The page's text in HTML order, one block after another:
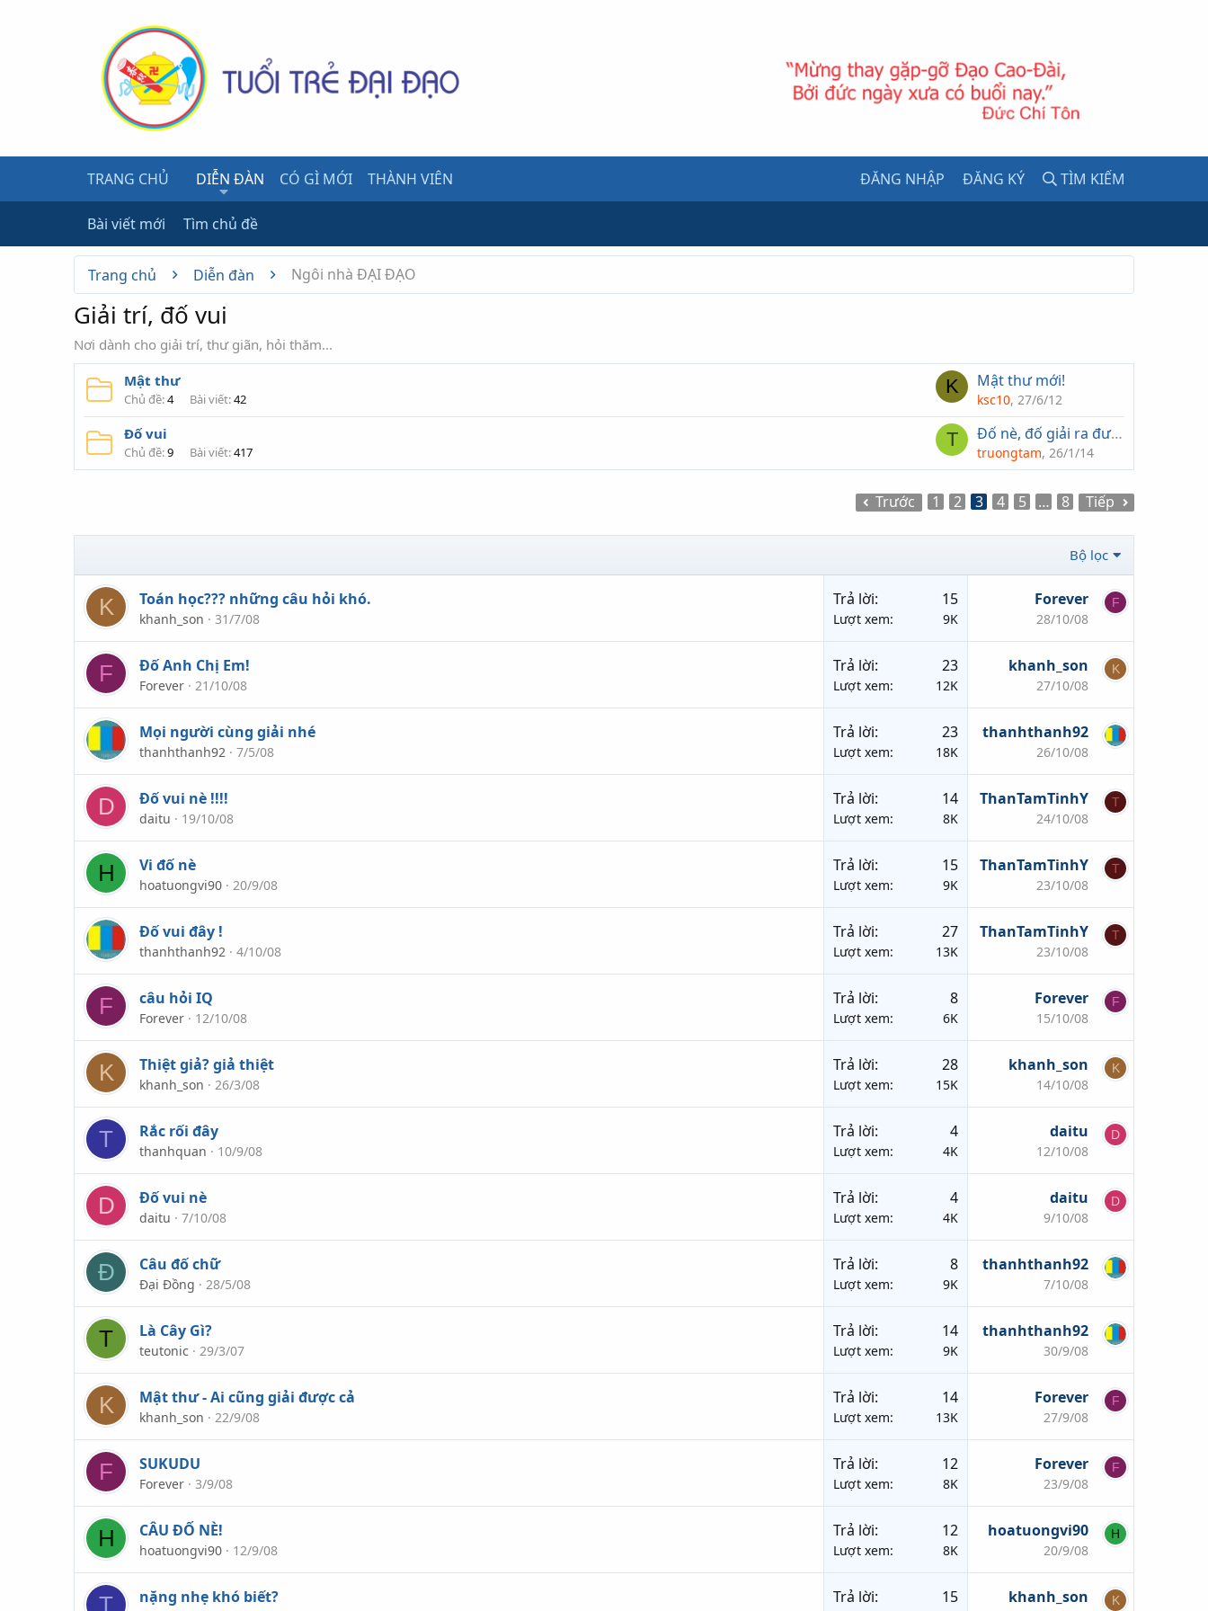
TRANG CHỦ DIỄN ĐÀN CÓ GÌ MỚI THÀNH VIÊN ĐĂNG NHẬP ĐĂNG KÝ TÌM KIẾM
Bài viết mới Tìm chủ đề
Trang chủ Diễn đàn Ngôi nhà ĐẠI ĐẠO
Giải trí, đố vui
Nơi dành cho giải trí, thư giãn, hỏi thăm...
Mật thư
Chủ đề 4 Bài viết 42
K Mật thư mới!
ksc10 27/6/12
Đố vui
Chủ đề 9 Bài viết 417
T Đố nè, đố giải ra được !!!
truongtam 26/1/14
Trước 1 2 3 4 5 … 8 Tiếp
Bộ lọc
K Toán học??? những câu hỏi khó.
khanh_son 31/7/08
Trả lời 15
Lượt xem 9K
Forever
28/10/08
F
F Đố Anh Chị Em!
Forever 21/10/08
Trả lời 23
Lượt xem 12K
khanh_son
27/10/08
K
Mọi người cùng giải nhé
thanhthanh92 7/5/08
Trả lời 23
Lượt xem 18K
thanhthanh92
26/10/08
D Đố vui nè !!!!
daitu 19/10/08
Trả lời 14
Lượt xem 8K
ThanTamTinhY
24/10/08
T
H Vi đố nè
hoatuongvi90 20/9/08
Trả lời 15
Lượt xem 9K
ThanTamTinhY
23/10/08
T
Đố vui đây !
thanhthanh92 4/10/08
Trả lời 27
Lượt xem 13K
ThanTamTinhY
23/10/08
T
F câu hỏi IQ
Forever 12/10/08
Trả lời 8
Lượt xem 6K
Forever
15/10/08
F
K Thiệt giả? giả thiệt
khanh_son 26/3/08
Trả lời 28
Lượt xem 15K
khanh_son
14/10/08
K
T Rắc rối đây
thanhquan 10/9/08
Trả lời 4
Lượt xem 4K
daitu
12/10/08
D
D Đố vui nè
daitu 7/10/08
Trả lời 4
Lượt xem 4K
daitu
9/10/08
D
Đ Câu đố chữ
Đại Đồng 28/5/08
Trả lời 8
Lượt xem 9K
thanhthanh92
7/10/08
T Là Cây Gì?
teutonic 29/3/07
Trả lời 14
Lượt xem 9K
thanhthanh92
30/9/08
K Mật thư - Ai cũng giải được cả
khanh_son 22/9/08
Trả lời 14
Lượt xem 13K
Forever
27/9/08
F
F SUKUDU
Forever 3/9/08
Trả lời 12
Lượt xem 8K
Forever
23/9/08
F
H CÂU ĐỐ NÈ!
hoatuongvi90 12/9/08
Trả lời 12
Lượt xem 8K
hoatuongvi90
20/9/08
H
T nặng nhẹ khó biết? Trả lời 15 khanh_son K